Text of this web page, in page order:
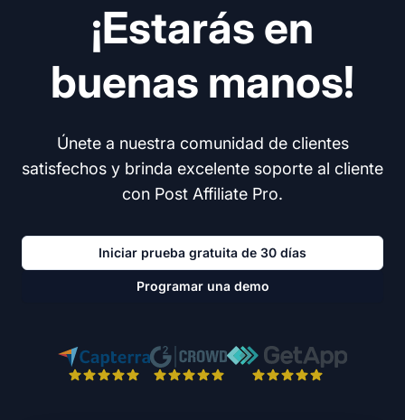
¡Estarás en
buenas manos!
Únete a nuestra comunidad de clientes
satisfechos y brinda excelente soporte al cliente
con Post Affiliate Pro.
Iniciar prueba gratuita de 30 días
Programar una demo